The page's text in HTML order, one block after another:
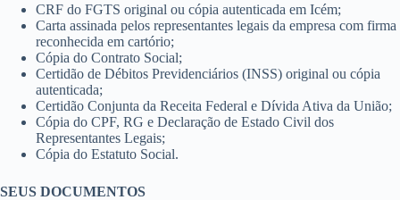
CRF do FGTS original ou cópia autenticada em Icém;
Carta assinada pelos representantes legais da empresa com firma
reconhecida em cartório;
Cópia do Contrato Social;
Certidão de Débitos Previdenciários (INSS) original ou cópia
autenticada;
Certidão Conjunta da Receita Federal e Dívida Ativa da União;
Cópia do CPF, RG e Declaração de Estado Civil dos
Representantes Legais;
Cópia do Estatuto Social.
SEUS DOCUMENTOS